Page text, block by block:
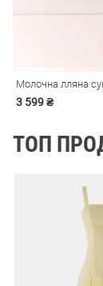
Молочна лляна
3 599 ₴
ТОП